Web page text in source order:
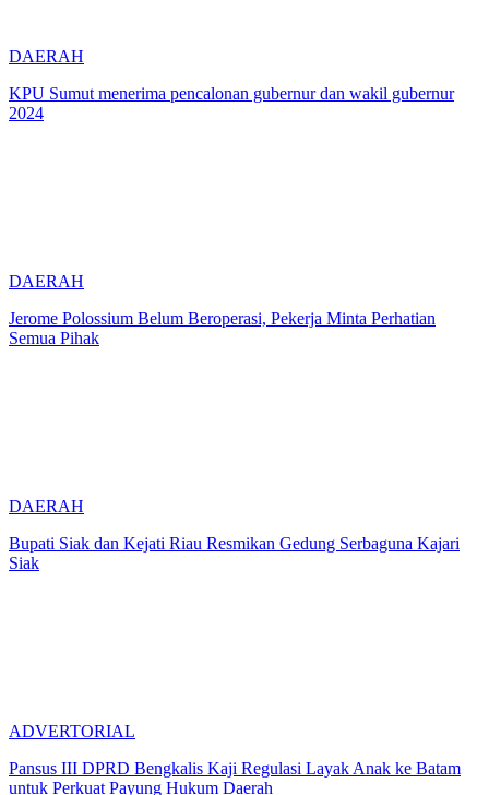
DAERAH
KPU Sumut menerima pencalonan gubernur dan wakil gubernur
2024
DAERAH
Jerome Polossium Belum Beroperasi, Pekerja Minta Perhatian
Semua Pihak
DAERAH
Bupati Siak dan Kejati Riau Resmikan Gedung Serbaguna Kajari
Siak
ADVERTORIAL
Pansus III DPRD Bengkalis Kaji Regulasi Layak Anak ke Batam
untuk Perkuat Payung Hukum Daerah